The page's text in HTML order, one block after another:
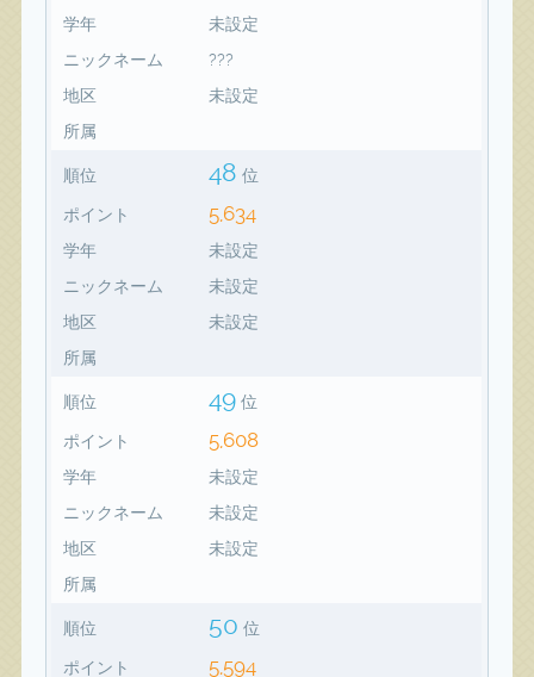
学年
未設定
ニックネーム
???
地区
未設定
所属
順位 48 位
ポイント 5,634
学年
未設定
ニックネーム
未設定
地区
未設定
所属
順位 49 位
ポイント 5,608
学年
未設定
ニックネーム
未設定
地区
未設定
所属
順位 50 位
ポイント 5,594